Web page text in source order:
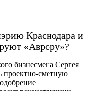
Краснодара и
«Аврору»?
бизнесмена Сергея
проектно-сметную